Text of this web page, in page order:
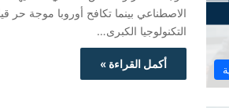
الاصطناعي بينما تكافح أوروبا موجة حر
التكنولوجيا الكبرى…
أكمل القراءة »